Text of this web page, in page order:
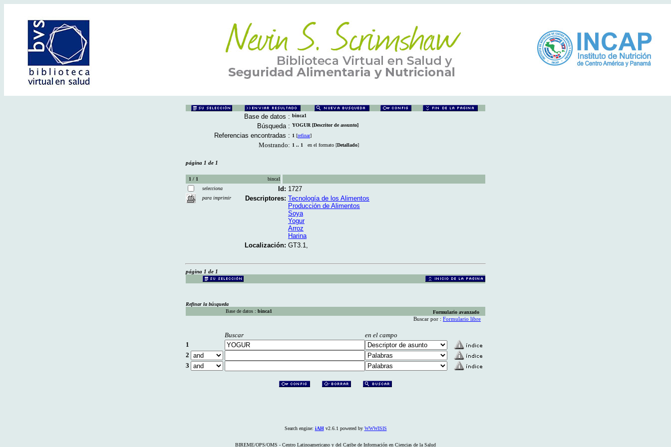
Base de datos : binca1
Búsqueda : YOGUR [Descritor de assunto]
Referencias encontradas : 1 [refinar]
Mostrando: 1 .. 1 en el formato [Detallado]
página 1 de 1
1 / 1
binca1
selecciona
para imprimir
Id: 1727
Descriptores: Tecnología de los Alimentos
Producción de Alimentos
Soya
Yogur
Arroz
Harina
Localización: GT3.1,
página 1 de 1
Refinar la búsqueda
Base de datos : binca1 Formulario avanzado
Buscar por : Formulario libre
Buscar
en el campo
1
2
3
Search engine: iAHv2.6.1 powered by WWWISIS
BIREME/OPS/OMS - Centro Latinoamericano y del Caribe de Información en Ciencias de la Salud